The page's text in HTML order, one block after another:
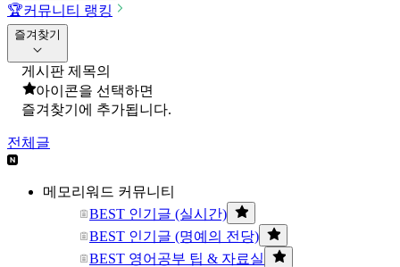
🏆커뮤니티 랭킹
즐겨찾기
게시판 제목의
아이콘을 선택하면
즐겨찾기에 추가됩니다.
전체글
메모리워드 커뮤니티
BEST 인기글 (실시간)
BEST 인기글 (명예의 전당)
BEST 영어공부 팁 & 자료실